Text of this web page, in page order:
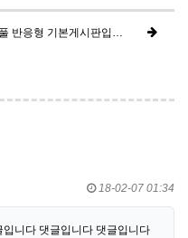
풀 반응형 기본게시판입니다.
18-02-07 01:34
니다 댓글입니다 댓글입니다